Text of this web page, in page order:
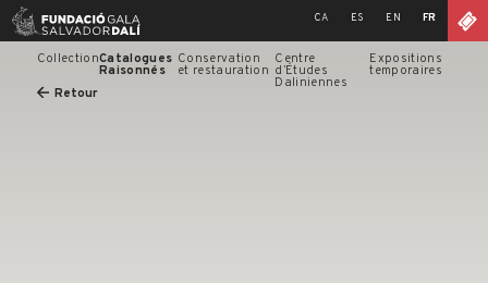
Skip
CA ES EN FR
CollectionCatalogues
Raisonnés
Conservation
et restauration
Centre
d’Études
Daliniennes
Expositions
temporaires
Retour